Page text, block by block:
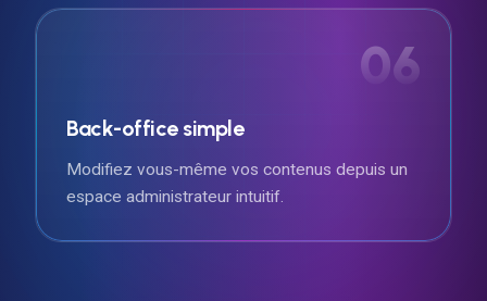
06
Back-office simple
Modifiez vous-même vos contenus depuis un
espace administrateur intuitif.